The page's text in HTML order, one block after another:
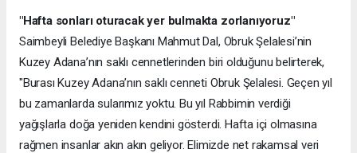
"Hafta sonları oturacak yer bulmakta zorlanıyoruz"
Saimbeyli Belediye Başkanı Mahmut Dal, Obruk Şelalesi’nin
Kuzey Adana’nın saklı cennetlerinden biri olduğunu belirterek,
"Burası Kuzey Adana’nın saklı cenneti Obruk Şelalesi. Geçen yıl
bu zamanlarda sularımız yoktu. Bu yıl Rabbimin verdiği
yağışlarla doğa yeniden kendini gösterdi. Hafta içi olmasına
rağmen insanlar akın akın geliyor. Elimizde net rakamsal veri